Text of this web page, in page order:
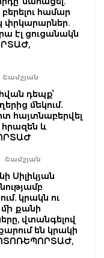
համար
փրկարարներ.
էլ ցուցանակն
Շամշյան
դեպք՝
մեկում․
հայտնաբերվել
հրազեն և
Շամշյան
Սիլիկյան
կրակն ու
մի քանի
վտանգելով
են կրակի